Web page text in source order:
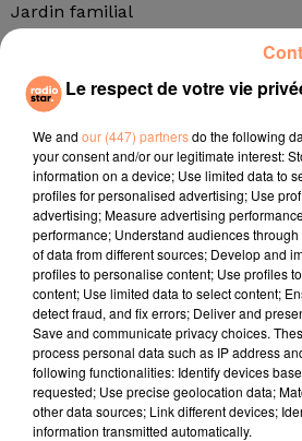
Jardin familial
Jardin partagé
École élémentaire et centre social
Végétalisation de l’espace public
Ces aménagements devront être
aucun cas, la Ville de
dans les parties privées. Les
catégorie "Végétalisation de
pourront être acceptées qu'à
candidats aient obtenu le VISA
Ville de Marseille dans le
Végétalisation de l'Espace Public
https://www.marseille.fr/
concours-marseille-en-fleurs-un-
Le respect de votre vie
We and our (447) partnersdo the following
your consent and/or our legitimate interest:
information on a device; Use limited data to
profiles for personalised advertising; Use
advertising; Measure advertising
performance; Understand audiences
of data from different sources; Develop and
profiles to personalise content; Use profiles
content; Use limited data to select content;
detect fraud, and fix errors; Deliver and
Save and communicate privacy choices.
process personal data such as IP address
following functionalities: Identify devices
requested; Use precise geolocation data;
other data sources; Link different devices;
information transmitted automatically.